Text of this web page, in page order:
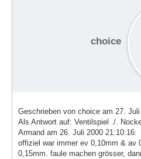
choice
Geschrieben von choice am 27.
Als Antwort auf: Ventilspiel ./.
Armand am 26. Juli 2000 21:10:16:
offiziel war immer ev 0,10mm & av
0,15mm. faule machen grösser,